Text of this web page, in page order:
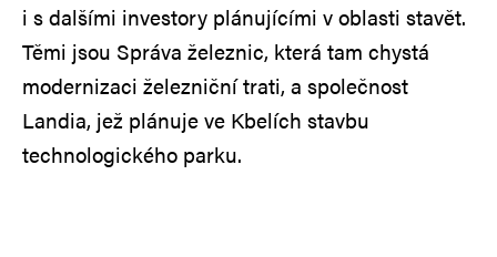
i s dalšími investory plánujícími v oblasti stavět.
Těmi jsou Správa železnic, která tam chystá
modernizaci železniční trati, a společnost
Landia, jež plánuje ve Kbelích stavbu
technologického parku.